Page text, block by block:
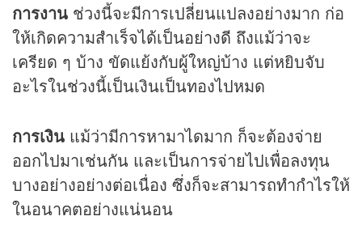
การงาน ช่วงนี้จะมีการเปลี่ยนแปลงอย่างมาก ก่อ
ให้เกิดความสำเร็จได้เป็นอย่างดี ถึงแม้ว่าจะ
เครียด ๆ บ้าง ขัดแย้งกับผู้ใหญ่บ้าง แต่หยิบจับ
อะไรในช่วงนี้เป็นเงินเป็นทองไปหมด
การเงิน แม้ว่ามีการหามาไดมาก ก็จะต้องจ่าย
ออกไปมาเช่นกัน และเป็นการจ่ายไปเพื่อลงทุน
บางอย่างอย่างต่อเนื่อง ซึ่งก็จะสามารถทำกำไรให้
ในอนาคตอย่างแน่นอน